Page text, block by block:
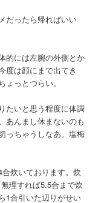
だったら帰ればいい
的には左腕の外側とか
度は顔にまで出てき
っとつらい。
たいと思う程度に体調
あんまし休まないのも
っちゃうしなあ。塩梅
炊いております。炊
理すれば5.5合まで炊
1合引いた辺りがせい